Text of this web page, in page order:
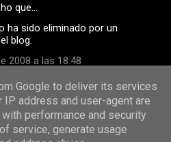
que…
ha sido eliminado por un
blog.
2008 a las 18:48
Google to deliver its services
IP address and user-agent are
performance and security
service, generate usage